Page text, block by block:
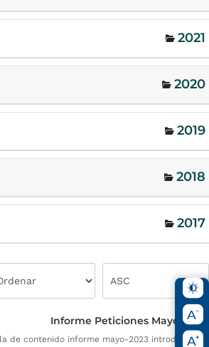
2021
2020
2019
2018
2017
Informe Peticiones Mayo 2023
de contenido informe mayo-2023 introducción.